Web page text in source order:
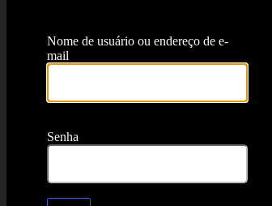
Nome de usuário ou endereço de e-
mail
Senha